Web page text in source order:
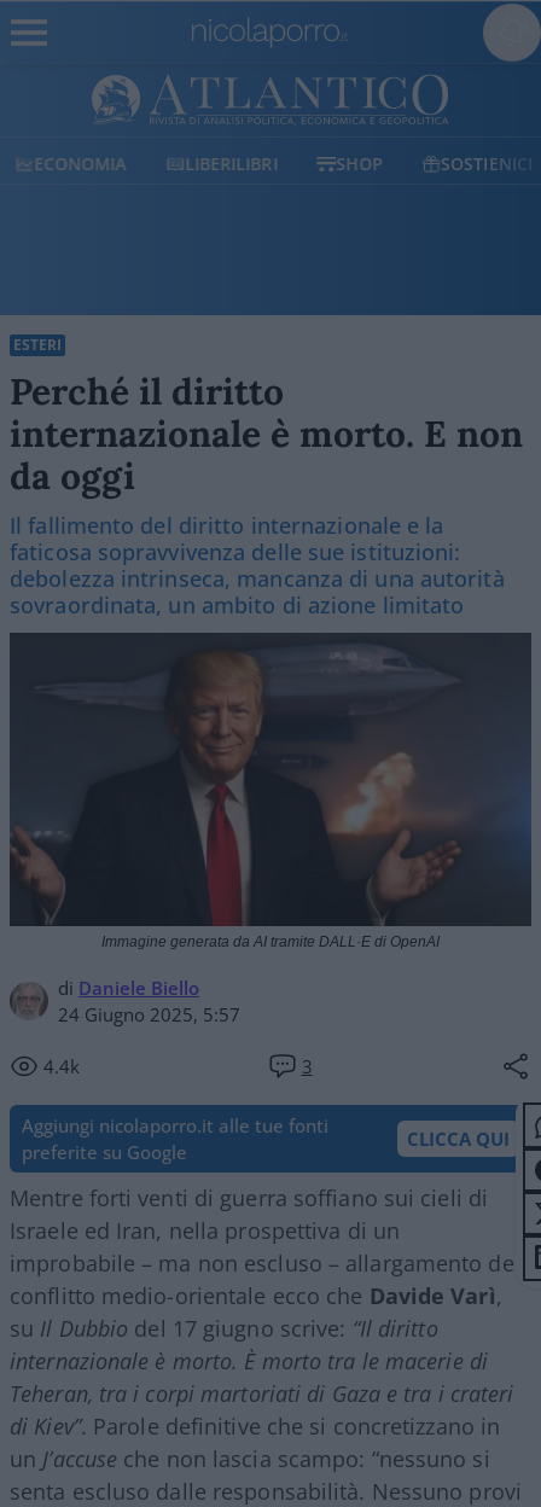
ECONOMIA LIBERILIBRI SHOP SOSTIENICI
ESTERI
Perché il diritto
internazionale è morto. E non
da oggi
Il fallimento del diritto internazionale e la
faticosa sopravvivenza delle sue istituzioni:
debolezza intrinseca, mancanza di una autorità
sovraordinata, un ambito di azione limitato
di Daniele Biello
24 Giugno 2025, 5:57
4.4k 3
Immagine generata da AI tramite DALL·E di OpenAI
Aggiungi nicolaporro.it alle tue fonti
preferite su Google
CLICCA QUI
Mentre forti venti di guerra soffiano sui cieli di
Israele ed Iran, nella prospettiva di un
improbabile – ma non escluso – allargamento del
conflitto medio-orientale ecco che Davide Varì,
su Il Dubbio del 17 giugno scrive: “Il diritto
internazionale è morto. È morto tra le macerie di
Teheran, tra i corpi martoriati di Gaza e tra i crateri
di Kiev”. Parole definitive che si concretizzano in
un J’accuse che non lascia scampo: “nessuno si
senta escluso dalle responsabilità. Nessuno provi